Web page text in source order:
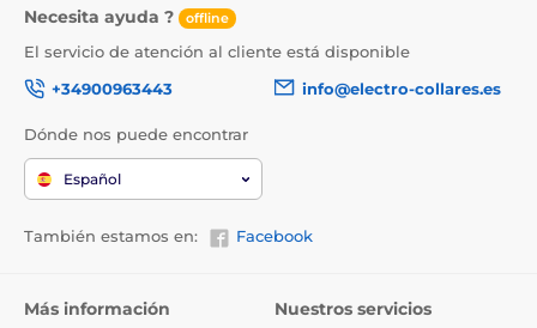
Necesita ayuda ? offline
El servicio de atención al cliente está disponible
+34900963443
info@electro-collares.es
Dónde nos puede encontrar
Español
También estamos en: Facebook
Más información Nuestros servicios